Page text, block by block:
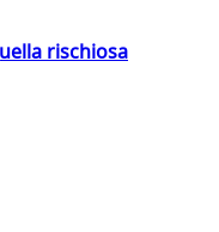
rischiosa